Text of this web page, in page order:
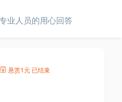
业人员的用心回答
悬赏1元 已结束